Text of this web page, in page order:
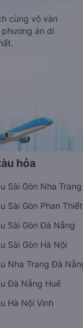
cùng vô vàn
án di
hỏa
Sài Gòn Nha Trang
Sài Gòn Phan Thiết
Sài Gòn Đà Nẵng
Sài Gòn Hà Nội
Nha Trang Đà
Đà Nẵng Huế
Hà Nội Vinh